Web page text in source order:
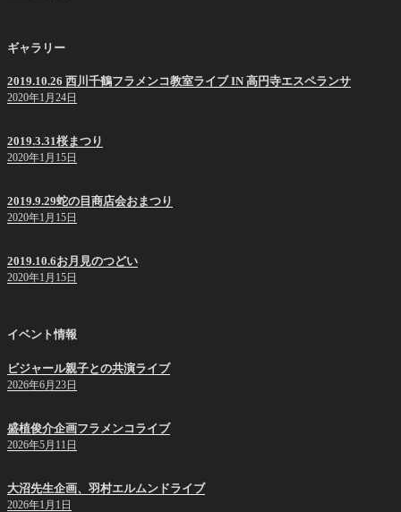
ギャラリー
2019.10.26 西川千鶴フラメンコ教室ライブ IN 高円寺エスペランサ
2020年1月24日
2019.3.31桜まつり
2020年1月15日
2019.9.29蛇の目商店会おまつり
2020年1月15日
2019.10.6お月見のつどい
2020年1月15日
イベント情報
ビジャール親子との共演ライブ
2026年6月23日
盛植俊介企画フラメンコライブ
2026年5月11日
大沼先生企画、羽村エルムンドライブ
2026年1月1日